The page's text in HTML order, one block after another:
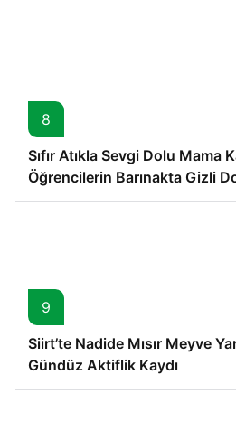
8
Sıfır Atıkla Sevgi Dolu Mama
Öğrencilerin Barınakta Gizli
Proje
9
Siirt’te Nadide Mısır Meyve
Gündüz Aktiflik Kaydı